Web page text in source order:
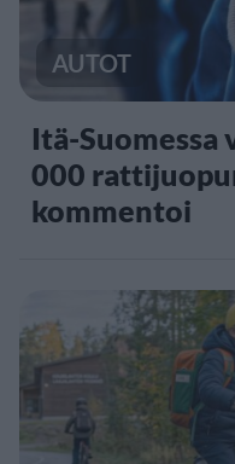
AUTOT
Itä-Suomessa
000
kommentoi